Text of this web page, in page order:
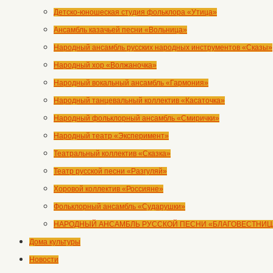
Детско-юношеская студия фольклора «Утица»
Ансамбль казачьей песни «Вольница»
Народный ансамбль русских народных инструментов «Сказы»
Народный хор «Волжаночка»
Народный вокальный ансамбль «Гармония»
Народный танцевальный коллектив «Касаточка»
Народный фольклорный ансамбль «Смирички»
Народный театр «Эксперимент»
Театральный коллектив «Сказка»
Театр русской песни «Разгуляй»
Хоровой коллектив «Россияне»
Фольклорный ансамбль «Сударушки»
НАРОДНЫЙ АНСАМБЛЬ РУССКОЙ ПЕСНИ
Дома культуры
Новости